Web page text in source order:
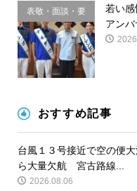
表敬・面談・要
請
若い
アン
おすすめ記事
台風１３号接近で空の便
ら大量欠航 宮古路線...
2026.08.06